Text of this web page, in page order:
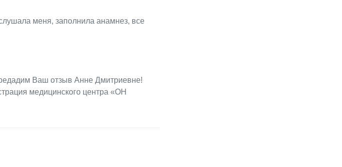
меня, заполнила анамнез, все
Ваш отзыв Анне Дмитриевне!
медицинского центра «ОН